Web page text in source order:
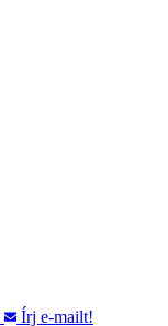
Írj e-mailt!